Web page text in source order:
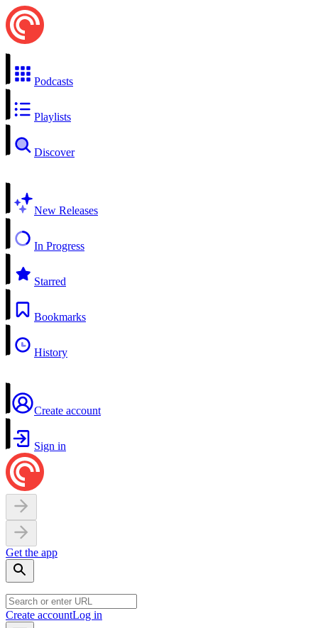
Podcasts
Playlists
Discover
New Releases
In Progress
Starred
Bookmarks
History
Create account
Sign in
Get the app
Create accountLog in